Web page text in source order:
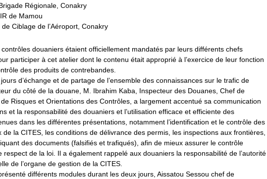
Régionale, Conakry
de Mamou
Ciblage de l’Aéroport, Conakry
douaniers étaient officiellement mandatés par leurs différents chefs
participer à cet atelier dont le contenu était approprié à l’exercice de leur fonction
des produits de contrebandes.
d’échange et de partage de l’ensemble des connaissances sur le trafic de
du côté de la douane, M. Ibrahim Kaba, Inspecteur des Douanes, Chef de
Risques et Orientations des Contrôles, a largement accentué sa communication
et la responsabilité des douaniers et l’utilisation efficace et efficiente des
dans les différentes présentations, notamment l’identification et le contrôle des
de la CITES, les conditions de délivrance des permis, les inspections aux frontières,
des documents (falsifiés et trafiqués), afin de mieux assurer le contrôle
respect de la loi. Il a également rappelé aux douaniers la responsabilité de l’autorité
de l’organe de gestion de la CITES.
différents modules durant les deux jours, Aissatou Sessou chef de